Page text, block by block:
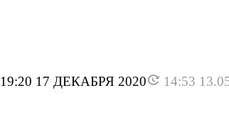
19:20 17 ДЕКАБРЯ 2020 14:53